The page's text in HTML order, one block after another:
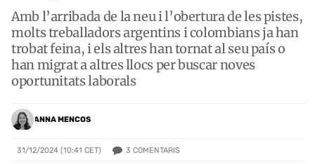
Amb l’arribada de la neu i l’obertura de les pistes,
molts treballadors argentins i colombians ja han
trobat feina, i els altres han tornat al seu país o
han migrat a altres llocs per buscar noves
oportunitats laborals
ANNA MENCOS
31/12/2024 (10:41 CET) 3 COMENTARIS